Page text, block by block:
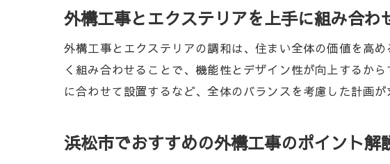
外
外構
エクス
外構工事とエクステリアを上手に組み合わ
外構工事とエクステリアの調和は、住まい全体の価値を高
く組み合わせることで、機能性とデザイン性が向上するか
に合わせて設置するなど、全体のバランスを考慮した計画が
浜松市でおすすめの外構工事のポイント解